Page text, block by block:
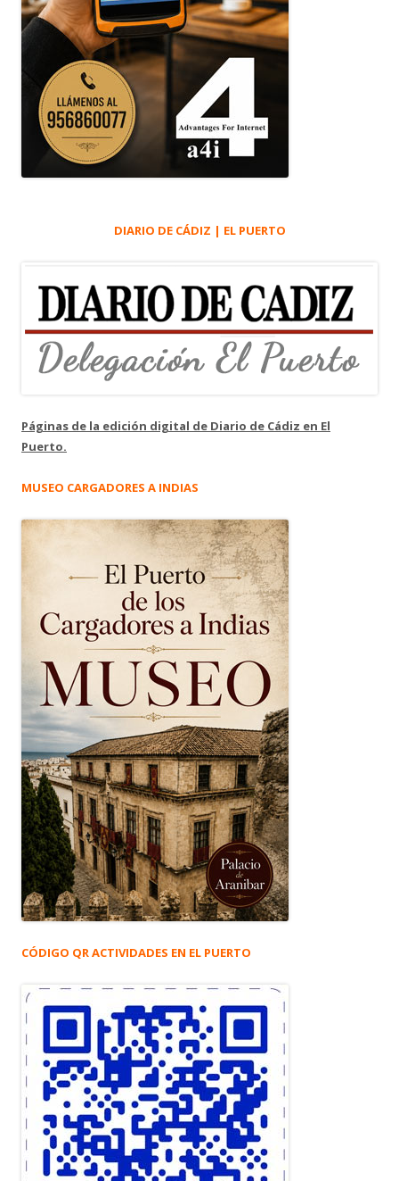
DIARIO DE CÁDIZ | EL PUERTO
Páginas de la edición digital de Diario de Cádiz en El
Puerto.
MUSEO CARGADORES A INDIAS
CÓDIGO QR ACTIVIDADES EN EL PUERTO